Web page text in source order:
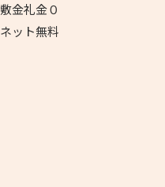
敷金礼金０
ネット無料